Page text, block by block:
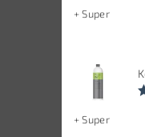
+ Super
+ Super